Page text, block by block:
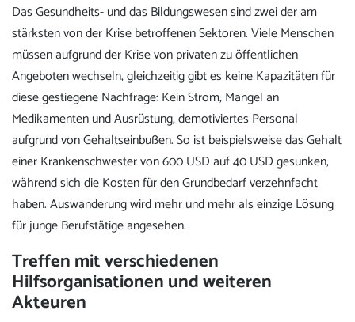
Das Gesundheits- und das Bildungswesen sind zwei der am
stärksten von der Krise betroffenen Sektoren. Viele Menschen
müssen aufgrund der Krise von privaten zu öffentlichen
Angeboten wechseln, gleichzeitig gibt es keine Kapazitäten für
diese gestiegene Nachfrage: Kein Strom, Mangel an
Medikamenten und Ausrüstung, demotiviertes Personal
aufgrund von Gehaltseinbußen. So ist beispielsweise das Gehalt
einer Krankenschwester von 600 USD auf 40 USD gesunken,
während sich die Kosten für den Grundbedarf verzehnfacht
haben. Auswanderung wird mehr und mehr als einzige Lösung
für junge Berufstätige angesehen.
Treffen mit verschiedenen
Hilfsorganisationen und weiteren
Akteuren